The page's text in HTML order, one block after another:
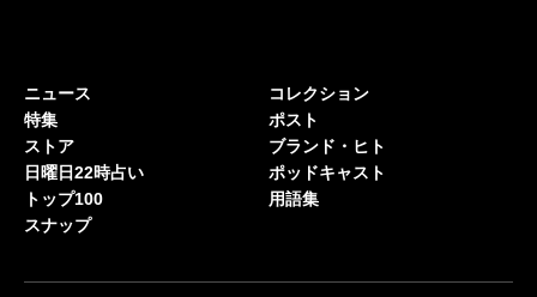
ニュース
特集
ストア
日曜日22時占い
トップ100
スナップ
コレクション
ポスト
ブランド・ヒト
ポッドキャスト
用語集